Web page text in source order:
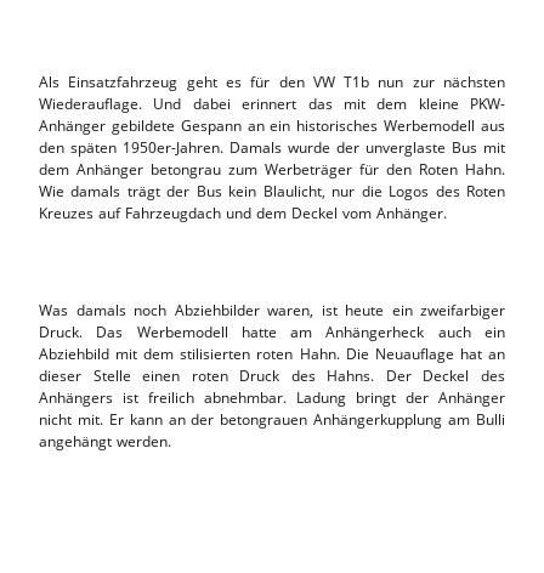
Als Einsatzfahrzeug geht es für den VW T1b nun zur nächsten
Wiederauflage. Und dabei erinnert das mit dem kleine PKW-
Anhänger gebildete Gespann an ein historisches Werbemodell aus
den späten 1950er-Jahren. Damals wurde der unverglaste Bus mit
dem Anhänger betongrau zum Werbeträger für den Roten Hahn.
Wie damals trägt der Bus kein Blaulicht, nur die Logos des Roten
Kreuzes auf Fahrzeugdach und dem Deckel vom Anhänger.
Was damals noch Abziehbilder waren, ist heute ein zweifarbiger
Druck. Das Werbemodell hatte am Anhängerheck auch ein
Abziehbild mit dem stilisierten roten Hahn. Die Neuauflage hat an
dieser Stelle einen roten Druck des Hahns. Der Deckel des
Anhängers ist freilich abnehmbar. Ladung bringt der Anhänger
nicht mit. Er kann an der betongrauen Anhängerkupplung am Bulli
angehängt werden.